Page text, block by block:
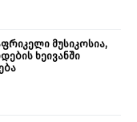
მუსიკოსია,
ხეივანში